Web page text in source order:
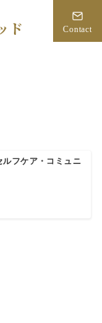
ド Contact
フケア・コミュニ